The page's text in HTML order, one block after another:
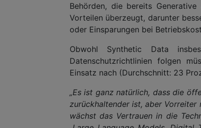
Behörden, die bereits
Vorteilen überzeugt, darunter
oder Einsparungen bei
Obwohl Synthetic Data
Datenschutzrichtlinien folgen
Einsatz nach (Durchschnitt: 23
„Es ist ganz natürlich, dass die
zurückhaltender ist, aber
wächst das Vertrauen in die